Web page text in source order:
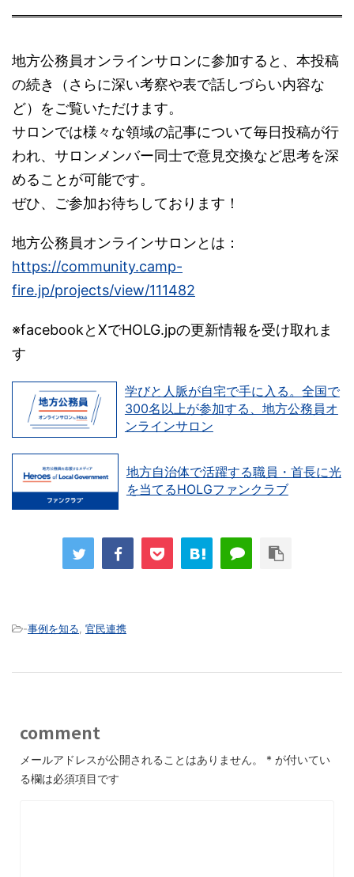
地方公務員オンラインサロンに参加すると、本投稿
の続き（さらに深い考察や表で話しづらい内容な
ど）をご覧いただけます。
サロンでは様々な領域の記事について毎日投稿が行
われ、サロンメンバー同士で意見交換など思考を深
めることが可能です。
ぜひ、ご参加お待ちしております！
地方公務員オンラインサロンとは：
https://community.camp-
fire.jp/projects/view/111482
※facebookとXでHOLG.jpの更新情報を受け取れま
す
学びと人脈が自宅で手に入る。全国で
300名以上が参加する、地方公務員オ
ンラインサロン
地方自治体で活躍する職員・首長に光
を当てるHOLGファンクラブ
-事例を知る 官民連携
comment
メールアドレスが公開されることはありません。 * が付いてい
る欄は必須項目です